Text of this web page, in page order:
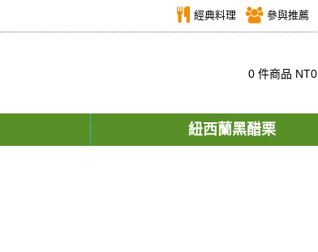
經典料理 參與推薦
0 件商品 NT0
紐西蘭黑醋栗